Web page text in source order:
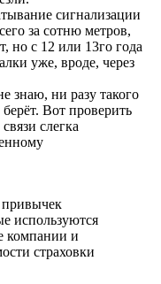
сигнализации
за сотню метров,
но с 12 или 13го года
уже, вроде, через
знаю, ни разу такого
Вот проверить
слегка
привычек
используются
компании и
страховки